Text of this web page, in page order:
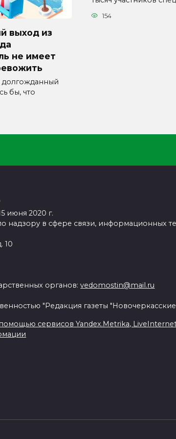
выход из
не имеет
бы, что
154
июня 2020 г.
надзору в сфере связи, информационных
10
органов:vedomostin@mail.ru
"Редакция газеты
сервисов Yandex.Metrika,